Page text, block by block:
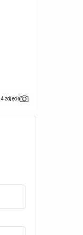
4 zdjęcia